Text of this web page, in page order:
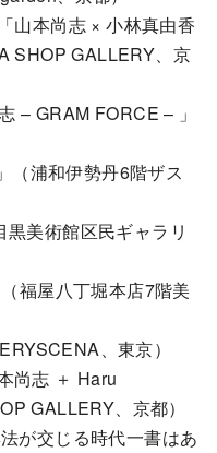
山本尚志 × 小林真由香
SHOP GALLERY、京
– GRAM FORCE – 」
（浦和伊勢丹6階ザス
黒美術館区民ギャラリ
福屋八丁堀本店7階美
、東京）
尚志 ＋ Haru
GALLERY、京都）
が交じる時代一書はあ